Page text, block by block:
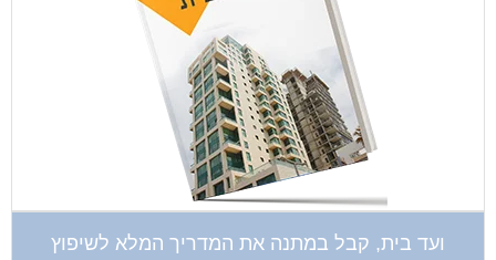
ועד בית, קבל במתנה את המדריך המלא לשיפוץ